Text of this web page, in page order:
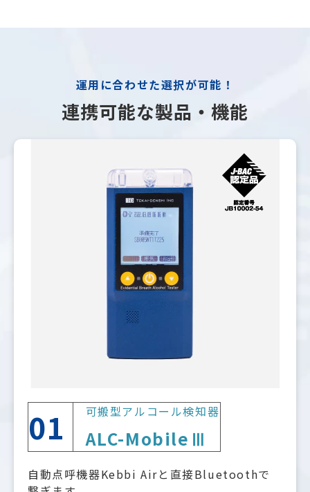
運用に合わせた選択が可能！
連携可能な製品・機能
01 可搬型アルコール検知器
ALC-MobileⅢ
自動点呼機器Kebbi Airと直接Bluetoothで